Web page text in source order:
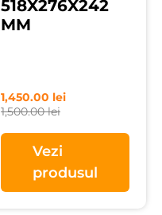
518X276X242
MM
1,500.00lei
1,450.00 lei
Vezi
produsul